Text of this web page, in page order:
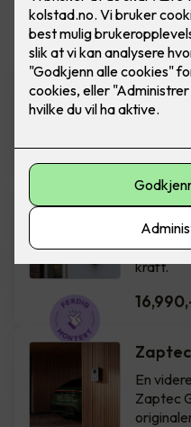
Vis flerefiltre
Ferdig
16,990
Easee
Ferdig
Charge
kraft.
16,990
En
Zaptec